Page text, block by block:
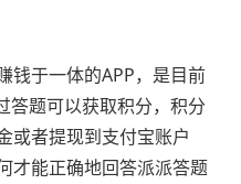
钱于一体的APP，是目前
答题可以获取积分，积分
或者提现到支付宝账户
才能正确地回答派派答题